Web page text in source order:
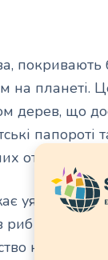
покривають
на планеті.
дерев, що
отруйних
уяву. Тут
і більше
не